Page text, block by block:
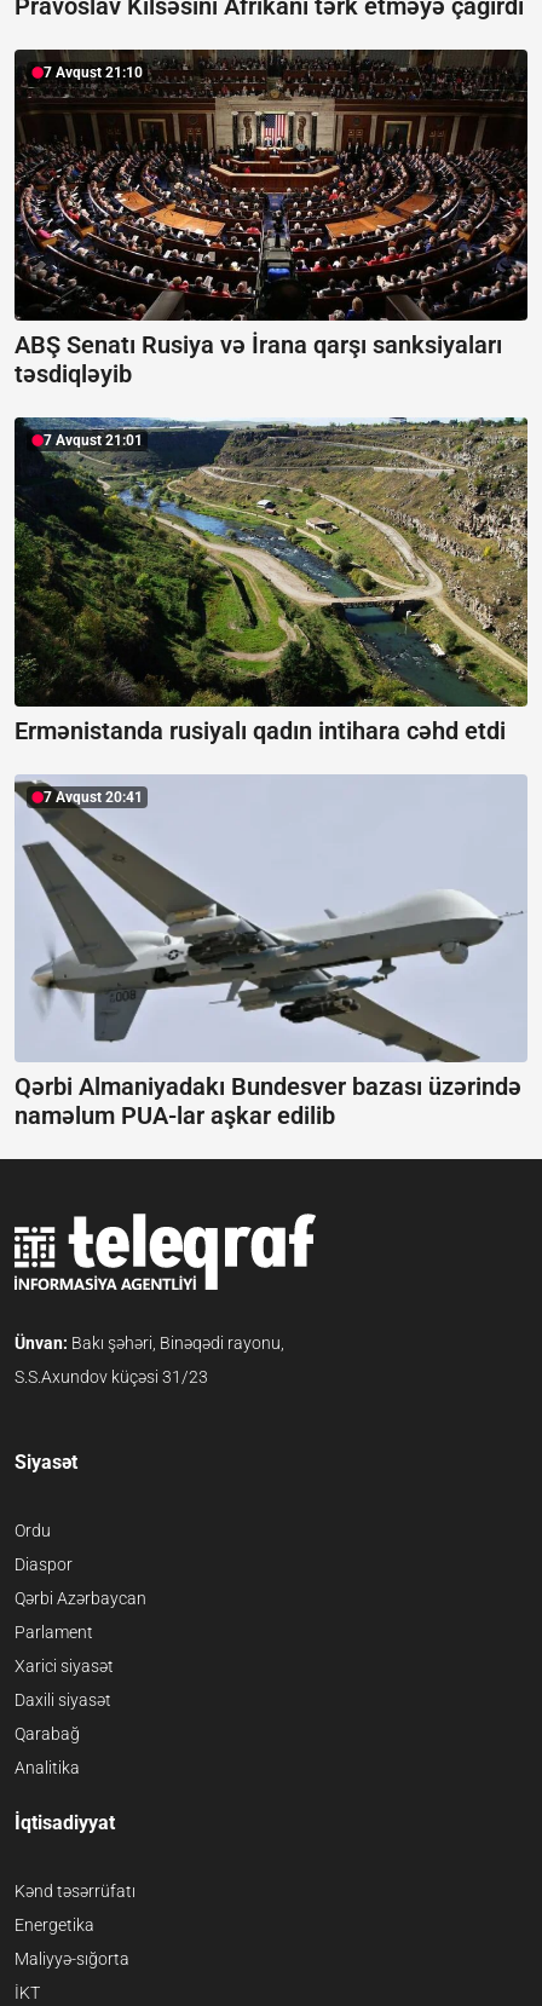
Pravoslav Kilsəsini Afrikanı tərk etməyə çağırdı
7 Avqust 21:10
ABŞ Senatı Rusiya və İrana qarşı sanksiyaları
təsdiqləyib
7 Avqust 21:01
Ermənistanda rusiyalı qadın intihara cəhd etdi
7 Avqust 20:41
Qərbi Almaniyadakı Bundesver bazası üzərində
naməlum PUA-lar aşkar edilib
Ünvan: Bakı şəhəri, Binəqədi rayonu,
S.S.Axundov küçəsi 31/23
Siyasət
Ordu
Diaspor
Qərbi Azərbaycan
Parlament
Xarici siyasət
Daxili siyasət
Qarabağ
Analitika
İqtisadiyyat
Kənd təsərrüfatı
Energetika
Maliyyə-sığorta
İKT